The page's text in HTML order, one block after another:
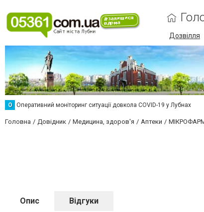
Дозвілля
О Оперативний моніторинг ситуації довкола COVID-19 у Лубнах
Головна Довідник Медицина, здоров'я Аптеки
Опис Відгуки